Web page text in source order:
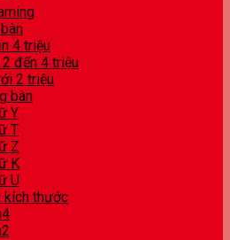
4 triệu
đến 4 triệu
2 triệu
bàn
Y
T
Z
K
U
kích thước